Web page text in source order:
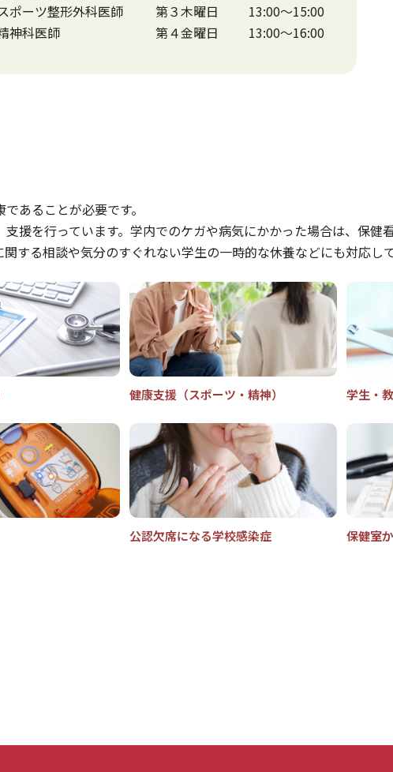
ポーツ整形外科医師
第３木曜日
13:00～15:00
神科医師
第４金曜日 13:00～16:00
あることが必要です。
援を行っています。学内でのケガや病気にかかった場合は、保健
する相談や気分のすぐれない学生の一時的な休養などにも対応して
健康支援（スポーツ・精神） 学生・
公認欠席になる学校感染症 保健室